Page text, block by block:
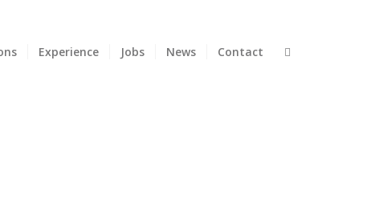
Experience Jobs News Contact